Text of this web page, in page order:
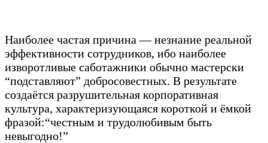
Наиболее частая причина — незнание реальной
эффективности сотрудников, ибо наиболее
изворотливые саботажники обычно мастерски
“подставляют” добросовестных. В результате
создаётся разрушительная корпоративная
культура, характеризующаяся короткой и ёмкой
фразой:“честным и трудолюбивым быть
невыгодно!”